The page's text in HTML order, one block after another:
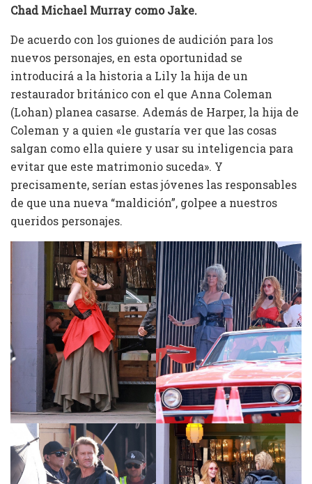
Chad Michael Murray como Jake.
De acuerdo con los guiones de audición para los
nuevos personajes, en esta oportunidad se
introducirá a la historia a Lily la hija de un
restaurador británico con el que Anna Coleman
(Lohan) planea casarse. Además de Harper, la hija de
Coleman y a quien «le gustaría ver que las cosas
salgan como ella quiere y usar su inteligencia para
evitar que este matrimonio suceda». Y
precisamente, serían estas jóvenes las responsables
de que una nueva “maldición”, golpee a nuestros
queridos personajes.